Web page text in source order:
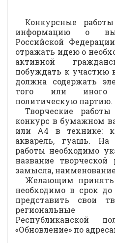
Конкурсные
информацию о
Российской
отражать идею о
активной
побуждать к участию
должна содержать
того или иного
политическую партию.
Творческие
конкурс в бумажном
или А4 в технике:
акварель, гуашь. На
работы необходимо
название
замысла,
Желающим принять
необходимо в срок до
представить свои
региональные
Республиканской
«Обновление» по